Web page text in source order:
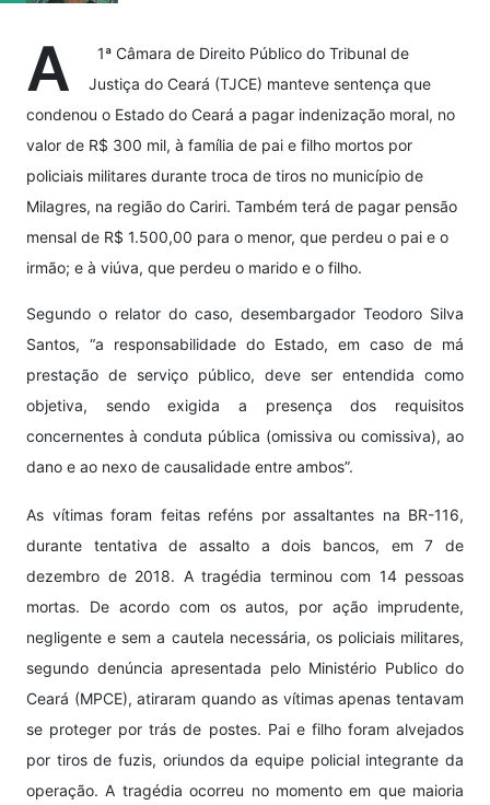
A
1ª Câmara de Direito Público do Tribunal de
Justiça do Ceará (TJCE) manteve sentença que
condenou o Estado do Ceará a pagar indenização moral, no
valor de R$ 300 mil, à família de pai e filho mortos por
policiais militares durante troca de tiros no município de
Milagres, na região do Cariri. Também terá de pagar pensão
mensal de R$ 1.500,00 para o menor, que perdeu o pai e o
irmão; e à viúva, que perdeu o marido e o filho.
Segundo o relator do caso, desembargador Teodoro Silva
Santos, “a responsabilidade do Estado, em caso de má
prestação de serviço público, deve ser entendida como
objetiva, sendo exigida a presença dos requisitos
concernentes à conduta pública (omissiva ou comissiva), ao
dano e ao nexo de causalidade entre ambos”.
As vítimas foram feitas reféns por assaltantes na BR-116,
durante tentativa de assalto a dois bancos, em 7 de
dezembro de 2018. A tragédia terminou com 14 pessoas
mortas. De acordo com os autos, por ação imprudente,
negligente e sem a cautela necessária, os policiais militares,
segundo denúncia apresentada pelo Ministério Publico do
Ceará (MPCE), atiraram quando as vítimas apenas tentavam
se proteger por trás de postes. Pai e filho foram alvejados
por tiros de fuzis, oriundos da equipe policial integrante da
operação. A tragédia ocorreu no momento em que maioria